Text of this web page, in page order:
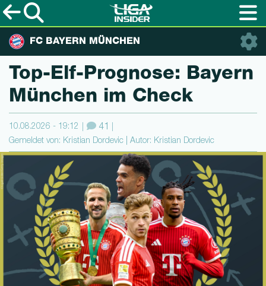
FC BAYERN MÜNCHEN
Top-Elf-Prog­no­se: Bayern
München im Check
10.08.2026 - 19:12 41
Gemeldet von: Kristian Dordevic | Autor: Kristian Dordevic